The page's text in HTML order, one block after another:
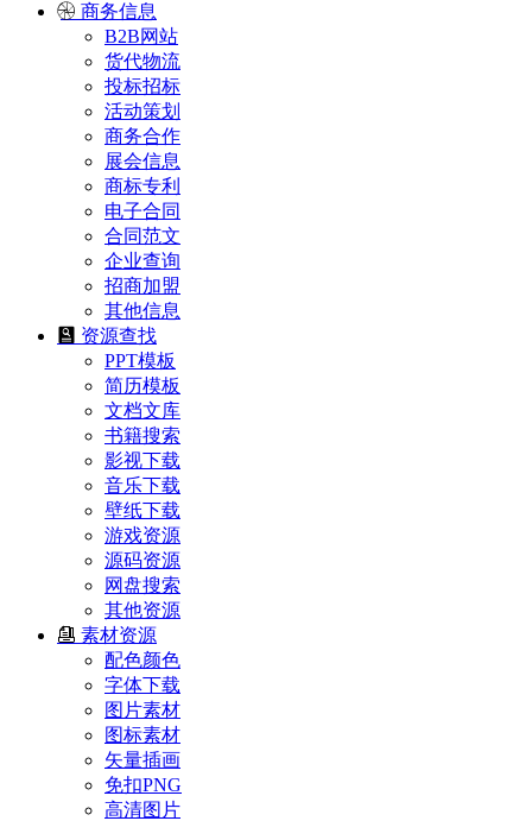
商务信息
B2B网站
货代物流
投标招标
活动策划
商务合作
展会信息
商标专利
电子合同
合同范文
企业查询
招商加盟
其他信息
资源查找
PPT模板
简历模板
文档文库
书籍搜索
影视下载
音乐下载
壁纸下载
游戏资源
源码资源
网盘搜索
其他资源
素材资源
配色颜色
字体下载
图片素材
图标素材
矢量插画
免扣PNG
高清图片